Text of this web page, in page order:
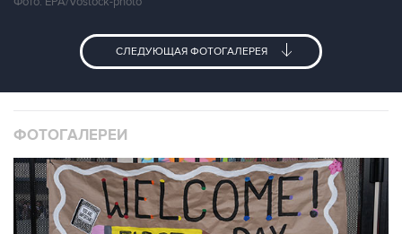
СЛЕДУЮЩАЯ ФОТОГАЛЕРЕЯ
ФОТОГАЛЕРЕИ